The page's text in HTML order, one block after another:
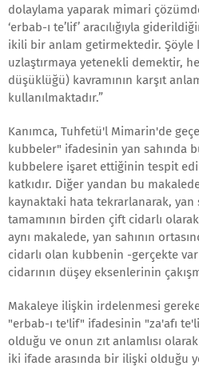
dolaylama yaparak mimari
‘erbab-ı te’lif’ aracılığıyla
ikili bir anlam getirmektedir. Şöyle
uzlaştırmaya yetenekli demektir,
düşüklüğü) kavramının karşıt
kullanılmaktadır.”
Kanımca, Tuhfetü'l Mimarin'de
kubbeler" ifadesinin yan sahında
kubbelere işaret ettiğinin tespit
katkıdır. Diğer yandan bu
kaynaktaki hata tekrarlanarak, yan
tamamının birden çift cidarlı
aynı makalede, yan sahının
cidarlı olan kubbenin -gerçekte
cidarının düşey eksenlerinin
Makaleye ilişkin irdelenmesi
"erbab-ı te'lif" ifadesinin "za'afı
olduğu ve onun zıt anlamlısı olarak
iki ifade arasında bir ilişki olduğu